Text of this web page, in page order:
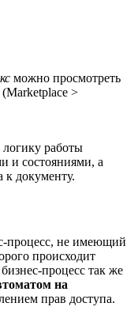
можно просмотреть
(Marketplace >
работы
и состояниями, а
к документу.
процесс, не имеющий
происходит
процесс так же
на
прав доступа.